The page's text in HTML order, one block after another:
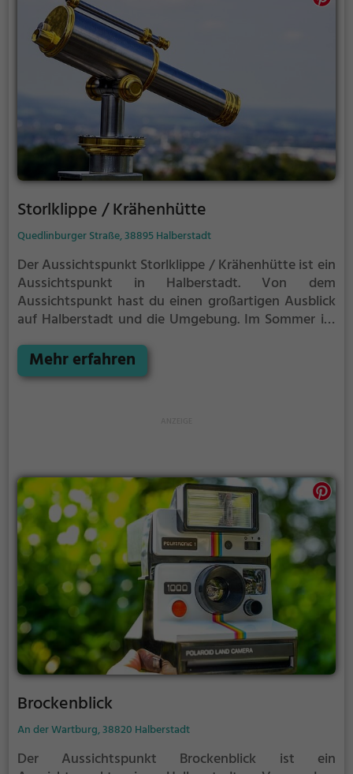
Storlklippe / Krähenhütte
Quedlinburger Straße, 38895 Halberstadt
Der Aussichtspunkt Storlklippe / Krähenhütte ist ein
Aussichtspunkt in Halberstadt. Von dem
Aussichtspunkt hast du einen großartigen Ausblick
auf Halberstadt und die Umgebung. Im Sommer ist
schönes Ausflugsziel für Familienausflüge,
Wanderungen oder zum Picknicken und lockt an
Mehr erfahren
Brockenblick
An der Wartburg, 38820 Halberstadt
Der Aussichtspunkt Brockenblick ist ein